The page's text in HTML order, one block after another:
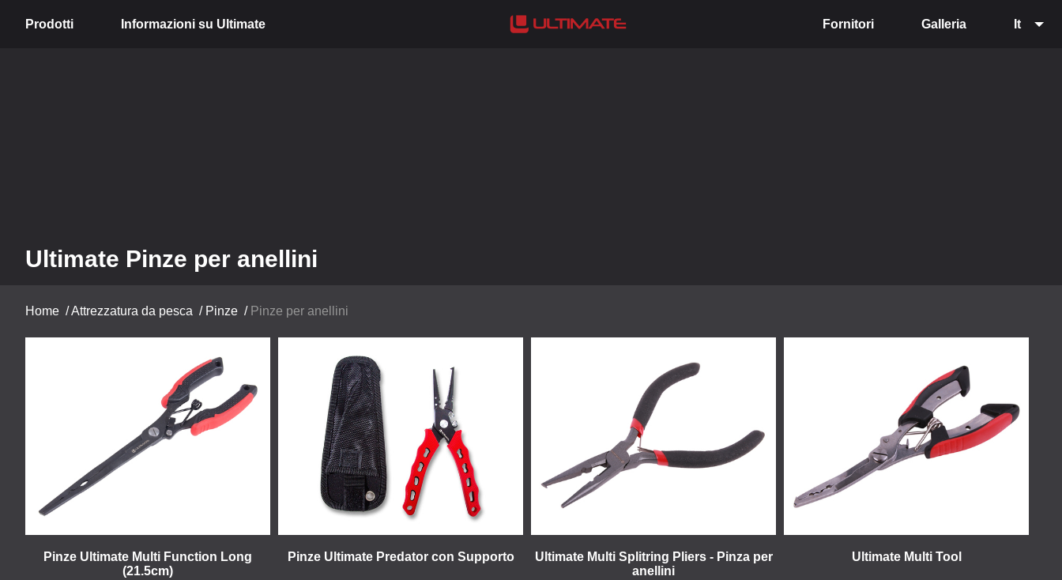
Prodotti Informazioni su Ultimate Fornitori Galleria It
Ultimate Pinze per anellini
Home /Attrezzatura da pesca / Pinze / Pinze per anellini
Pinze Ultimate Multi Function Long
(21.5cm)
Pinze Ultimate Predator con Supporto
Ultimate Multi Splitring Pliers - Pinza per
anellini
Ultimate Multi Tool